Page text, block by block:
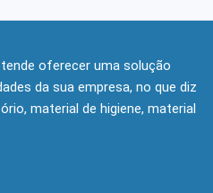
oferecer uma solução
da sua empresa, no que diz
material de higiene, material